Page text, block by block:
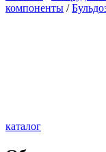
компоненты /
каталог